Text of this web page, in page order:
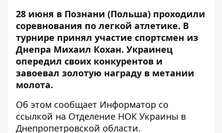
28 июня в Познани (Польша) проходили
соревнования по легкой атлетике. В
турнире принял участие спортсмен из
Днепра Михаил Кохан. Украинец
опередил своих конкурентов и
завоевал золотую награду в метании
молота.
Об этом сообщает Информатор со
ссылкой на Отделение НОК Украины в
Днепропетровской области.